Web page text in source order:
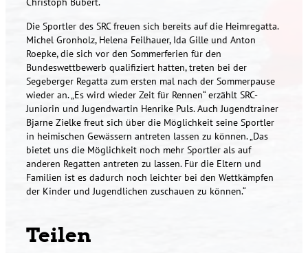
Die Sportler des SRC freuen sich bereits auf die Heimregatta.
Michel Gronholz, Helena Feilhauer, Ida Gille und Anton
Roepke, die sich vor den Sommerferien für den
Bundeswettbewerb qualifiziert hatten, treten bei der
Segeberger Regatta zum ersten mal nach der Sommerpause
wieder an. „Es wird wieder Zeit für Rennen“ erzählt SRC-
Juniorin und Jugendwartin Henrike Puls. Auch Jugendtrainer
Bjarne Zielke freut sich über die Möglichkeit seine Sportler
in heimischen Gewässern antreten lassen zu können. „Das
bietet uns die Möglichkeit noch mehr Sportler als auf
anderen Regatten antreten zu lassen. Für die Eltern und
Familien ist es dadurch noch leichter bei den Wettkämpfen
der Kinder und Jugendlichen zuschauen zu können.“
Teilen